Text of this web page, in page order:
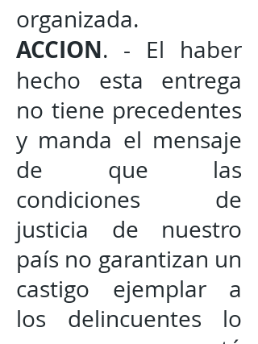
organizada.
ACCION. - El haber
hecho esta entrega
no tiene precedentes
y manda el mensaje
de que las
condiciones de
justicia de nuestro
país no garantizan un
castigo ejemplar a
los delincuentes lo